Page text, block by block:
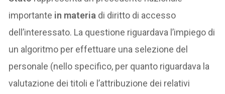
importante in materia di diritto di accesso
dell’interessato. La questione riguardava l’impiego di
un algoritmo per effettuare una selezione del
personale (nello specifico, per quanto riguardava la
valutazione dei titoli e l’attribuzione dei relativi